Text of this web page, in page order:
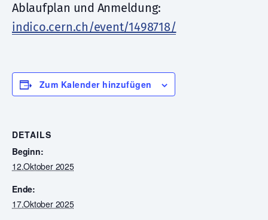
Ablaufplan und Anmeldung:
indico.cern.ch/event/1498718/
Zum Kalender hinzufügen
DETAILS
Beginn:
12.Oktober 2025
Ende:
17.Oktober 2025